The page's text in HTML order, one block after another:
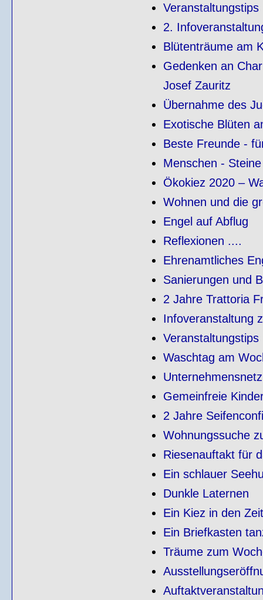
Veranstaltungstips
2.
Blütenträume am
Gedenken an
Josef Zauritz
Übernahme des
Exotische Blüten
Beste Freunde -
Menschen -
Ökokiez 2020 –
Wohnen und die
Engel auf Abflug
Reflexionen ....
Ehrenamtliches
Sanierungen und
2 Jahre Trattoria
Infoveranstaltung
Veranstaltungstips
Waschtag am
Gemeinfreie
2 Jahre
Wohnungssuche
Riesenauftakt für
Ein schlauer
Dunkle Laternen
Ein Kiez in den
Ein Briefkasten
Träume zum